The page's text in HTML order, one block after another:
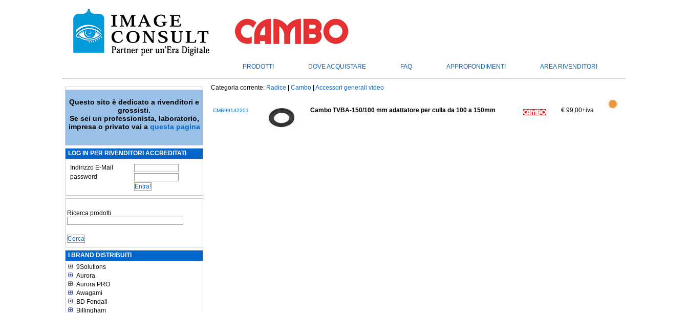
PRODOTTI DOVE ACQUISTARE FAQ APPROFONDIMENTI AREA RIVENDITORI
Questo sito è dedicato a rivenditori e
grossisti.
Se sei un professionista, laboratorio,
impresa o privato vai a questa pagina
LOG IN PER RIVENDITORI ACCREDITATI
Indirizzo E-Mail
password
Ricerca prodotti
I BRAND DISTRIBUITI
9Solutions
Aurora
Aurora PRO
Awagami
BD Fondali
Billingham
Categoria corrente: Radice Cambo Accessori generali video
CMB99132201 Cambo TVBA-150/100 mm adattatore per culla da 100 a 150mm € 99,00+iva